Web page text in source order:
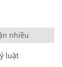
nhiều
luật